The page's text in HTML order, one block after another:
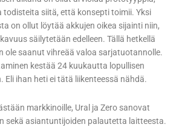
todisteita siitä, että konsepti toimii. Yksi
on ollut löytää akkujen oikea sijainti niin,
säilytetään edelleen. Tällä hetkellä
ole saanut vihreää valoa sarjatuotannolle.
kestää 24 kuukautta lopullisen
Eli ihan heti ei tätä liikenteessä nähdä.
markkinoille, Ural ja Zero sanovat
sekä asiantuntijoiden palautetta laitteesta.